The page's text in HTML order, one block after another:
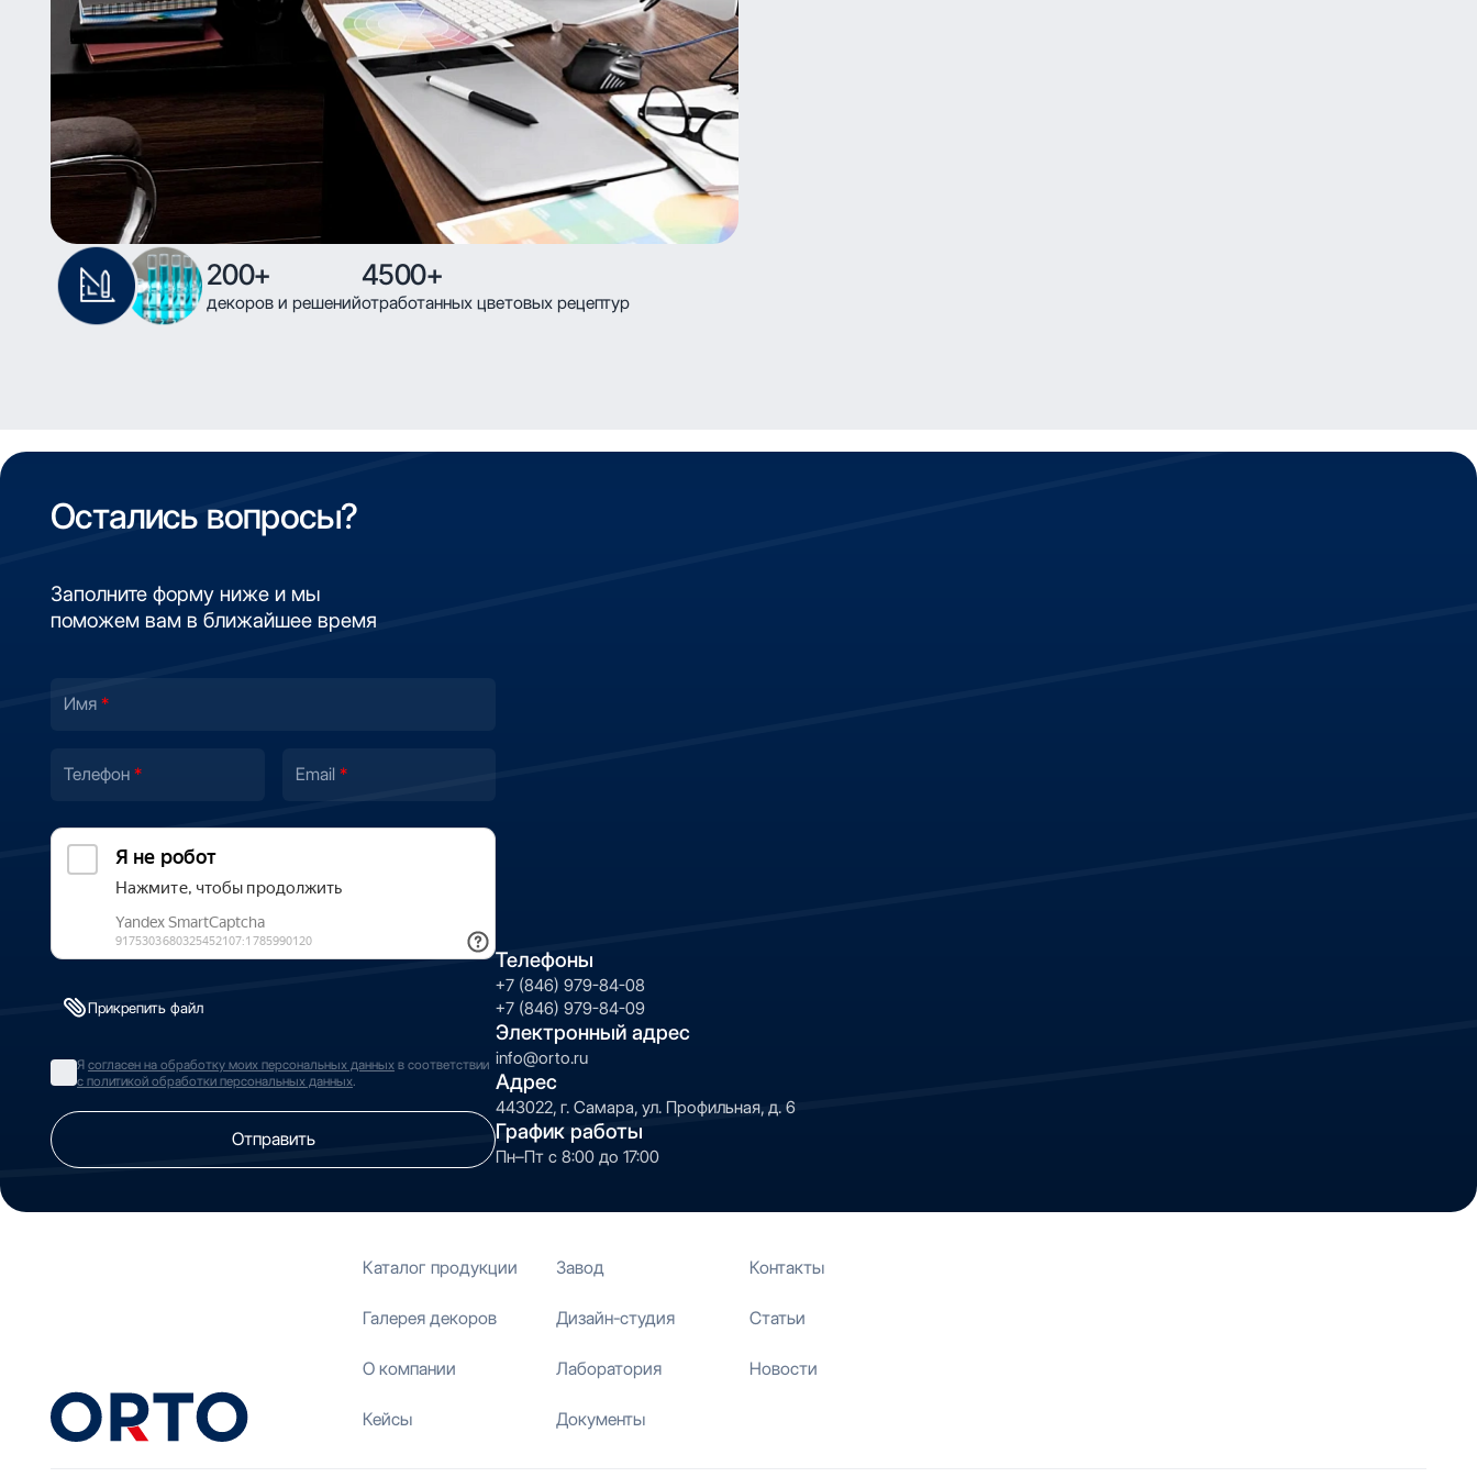
200+
декоров и решений
4500+
отработанных цветовых рецептур
Остались вопросы?
Заполните форму ниже и мы
поможем вам в ближайшее время
Имя
Телефон Email
Прикрепить файл
Я согласен на обработку моих персональных данных в соответствии
с политикой обработки персональных данных.
Отправить
Телефоны
+7 (846) 979-84-08
+7 (846) 979-84-09
Электронный адрес
info@orto.ru
Адрес
443022, г. Самара, ул. Профильная, д. 6
График работы
Пн–Пт с 8:00 до 17:00
Каталог продукции
Галерея декоров
О компании
Кейсы
Завод
Дизайн-студия
Лаборатория
Документы
Контакты
Статьи
Новости